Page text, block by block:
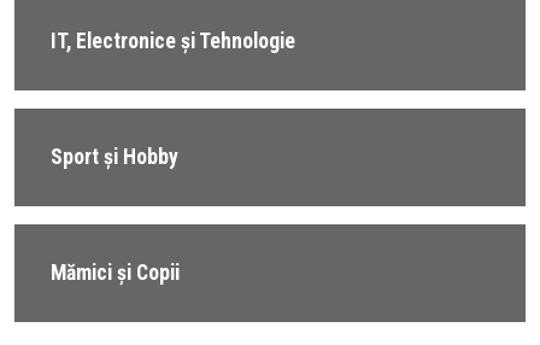
IT, Electronice și Tehnologie
Sport și Hobby
Mămici și Copii